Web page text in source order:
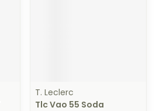
T. Leclerc
Tlc Vao 55 Soda